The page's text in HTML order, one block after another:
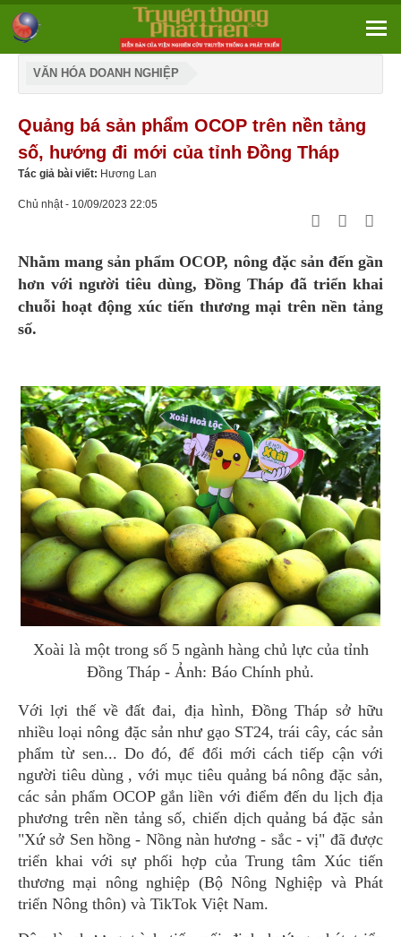
VĂN HÓA DOANH NGHIỆP
Quảng bá sản phẩm OCOP trên nền tảng
số, hướng đi mới của tỉnh Đồng Tháp
Tác giả bài viết: Hương Lan
Chủ nhật - 10/09/2023 22:05
Nhằm mang sản phẩm OCOP, nông đặc sản đến gần
hơn với người tiêu dùng, Đồng Tháp đã triển khai
chuỗi hoạt động xúc tiến thương mại trên nền tảng
số.
Xoài là một trong số 5 ngành hàng chủ lực của tỉnh
Đồng Tháp - Ảnh: Báo Chính phủ.
Với lợi thế về đất đai, địa hình, Đồng Tháp sở hữu
nhiều loại nông đặc sản như gạo ST24, trái cây, các sản
phẩm từ sen... Do đó, để đổi mới cách tiếp cận với
người tiêu dùng , với mục tiêu quảng bá nông đặc sản,
các sản phẩm OCOP gắn liền với điểm đến du lịch địa
phương trên nền tảng số, chiến dịch quảng bá đặc sản
"Xứ sở Sen hồng - Nồng nàn hương - sắc - vị" đã được
triển khai với sự phối hợp của Trung tâm Xúc tiến
thương mại nông nghiệp (Bộ Nông Nghiệp và Phát
triển Nông thôn) và TikTok Việt Nam.